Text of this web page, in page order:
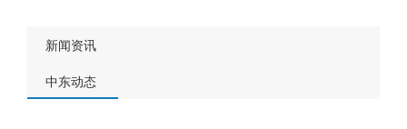
新闻资讯
中东动态